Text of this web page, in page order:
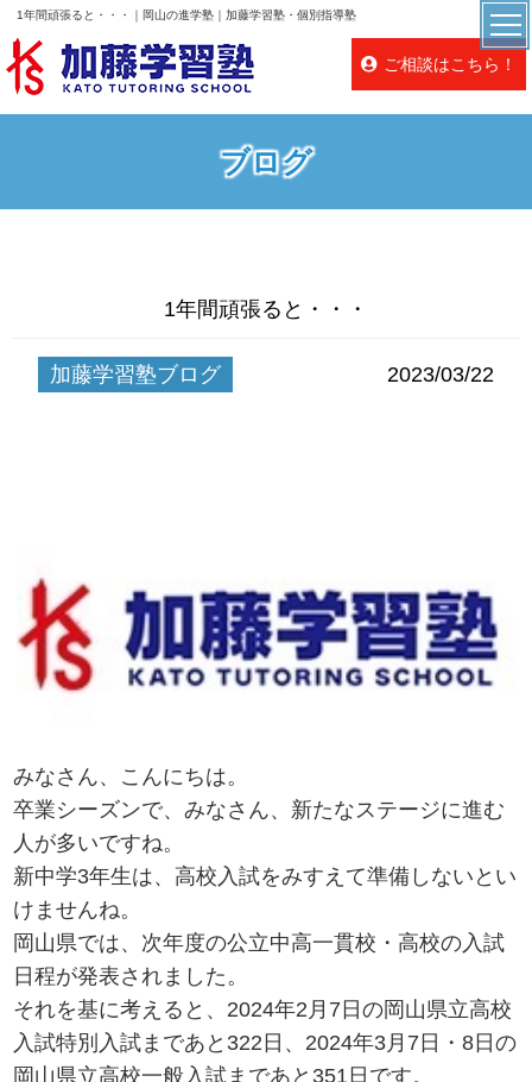
1年間頑張ると・・・｜岡山の進学塾｜加藤学習塾・個別指導塾
ご相談はこちら！
ブログ
1年間頑張ると・・・
加藤学習塾ブログ 2023/03/22
みなさん、こんにちは。
卒業シーズンで、みなさん、新たなステージに進む
人が多いですね。
新中学3年生は、高校入試をみすえて準備しないとい
けませんね。
岡山県では、次年度の公立中高一貫校・高校の入試
日程が発表されました。
それを基に考えると、2024年2月7日の岡山県立高校
入試特別入試まであと322日、2024年3月7日・8日の
岡山県立高校一般入試まであと351日です。